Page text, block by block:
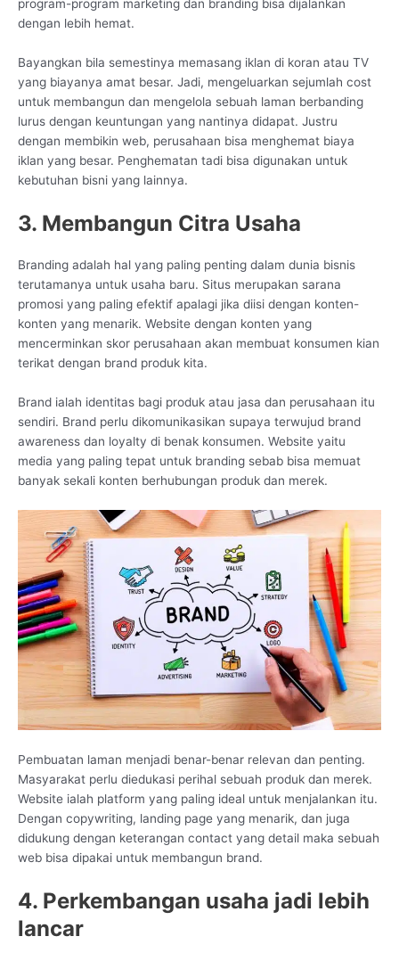
program-program marketing dan branding bisa dijalankan
dengan lebih hemat.
Bayangkan bila semestinya memasang iklan di koran atau TV
yang biayanya amat besar. Jadi, mengeluarkan sejumlah cost
untuk membangun dan mengelola sebuah laman berbanding
lurus dengan keuntungan yang nantinya didapat. Justru
dengan membikin web, perusahaan bisa menghemat biaya
iklan yang besar. Penghematan tadi bisa digunakan untuk
kebutuhan bisni yang lainnya.
3. Membangun Citra Usaha
Branding adalah hal yang paling penting dalam dunia bisnis
terutamanya untuk usaha baru. Situs merupakan sarana
promosi yang paling efektif apalagi jika diisi dengan konten-
konten yang menarik. Website dengan konten yang
mencerminkan skor perusahaan akan membuat konsumen kian
terikat dengan brand produk kita.
Brand ialah identitas bagi produk atau jasa dan perusahaan itu
sendiri. Brand perlu dikomunikasikan supaya terwujud brand
awareness dan loyalty di benak konsumen. Website yaitu
media yang paling tepat untuk branding sebab bisa memuat
banyak sekali konten berhubungan produk dan merek.
Pembuatan laman menjadi benar-benar relevan dan penting.
Masyarakat perlu diedukasi perihal sebuah produk dan merek.
Website ialah platform yang paling ideal untuk menjalankan itu.
Dengan copywriting, landing page yang menarik, dan juga
didukung dengan keterangan contact yang detail maka sebuah
web bisa dipakai untuk membangun brand.
4. Perkembangan usaha jadi lebih
lancar